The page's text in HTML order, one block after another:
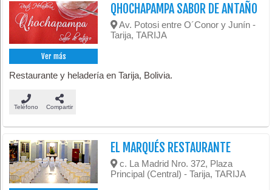
Ver más
QHOCHAPAMPA SABOR DE ANTAÑO
Av. Potosi entre O´Conor y Junín -
Tarija, TARIJA
Restaurante y heladería en Tarija, Bolivia.
Teléfono Compartir
EL MARQUÉS RESTAURANTE
c. La Madrid Nro. 372, Plaza
Principal (Central) - Tarija, TARIJA